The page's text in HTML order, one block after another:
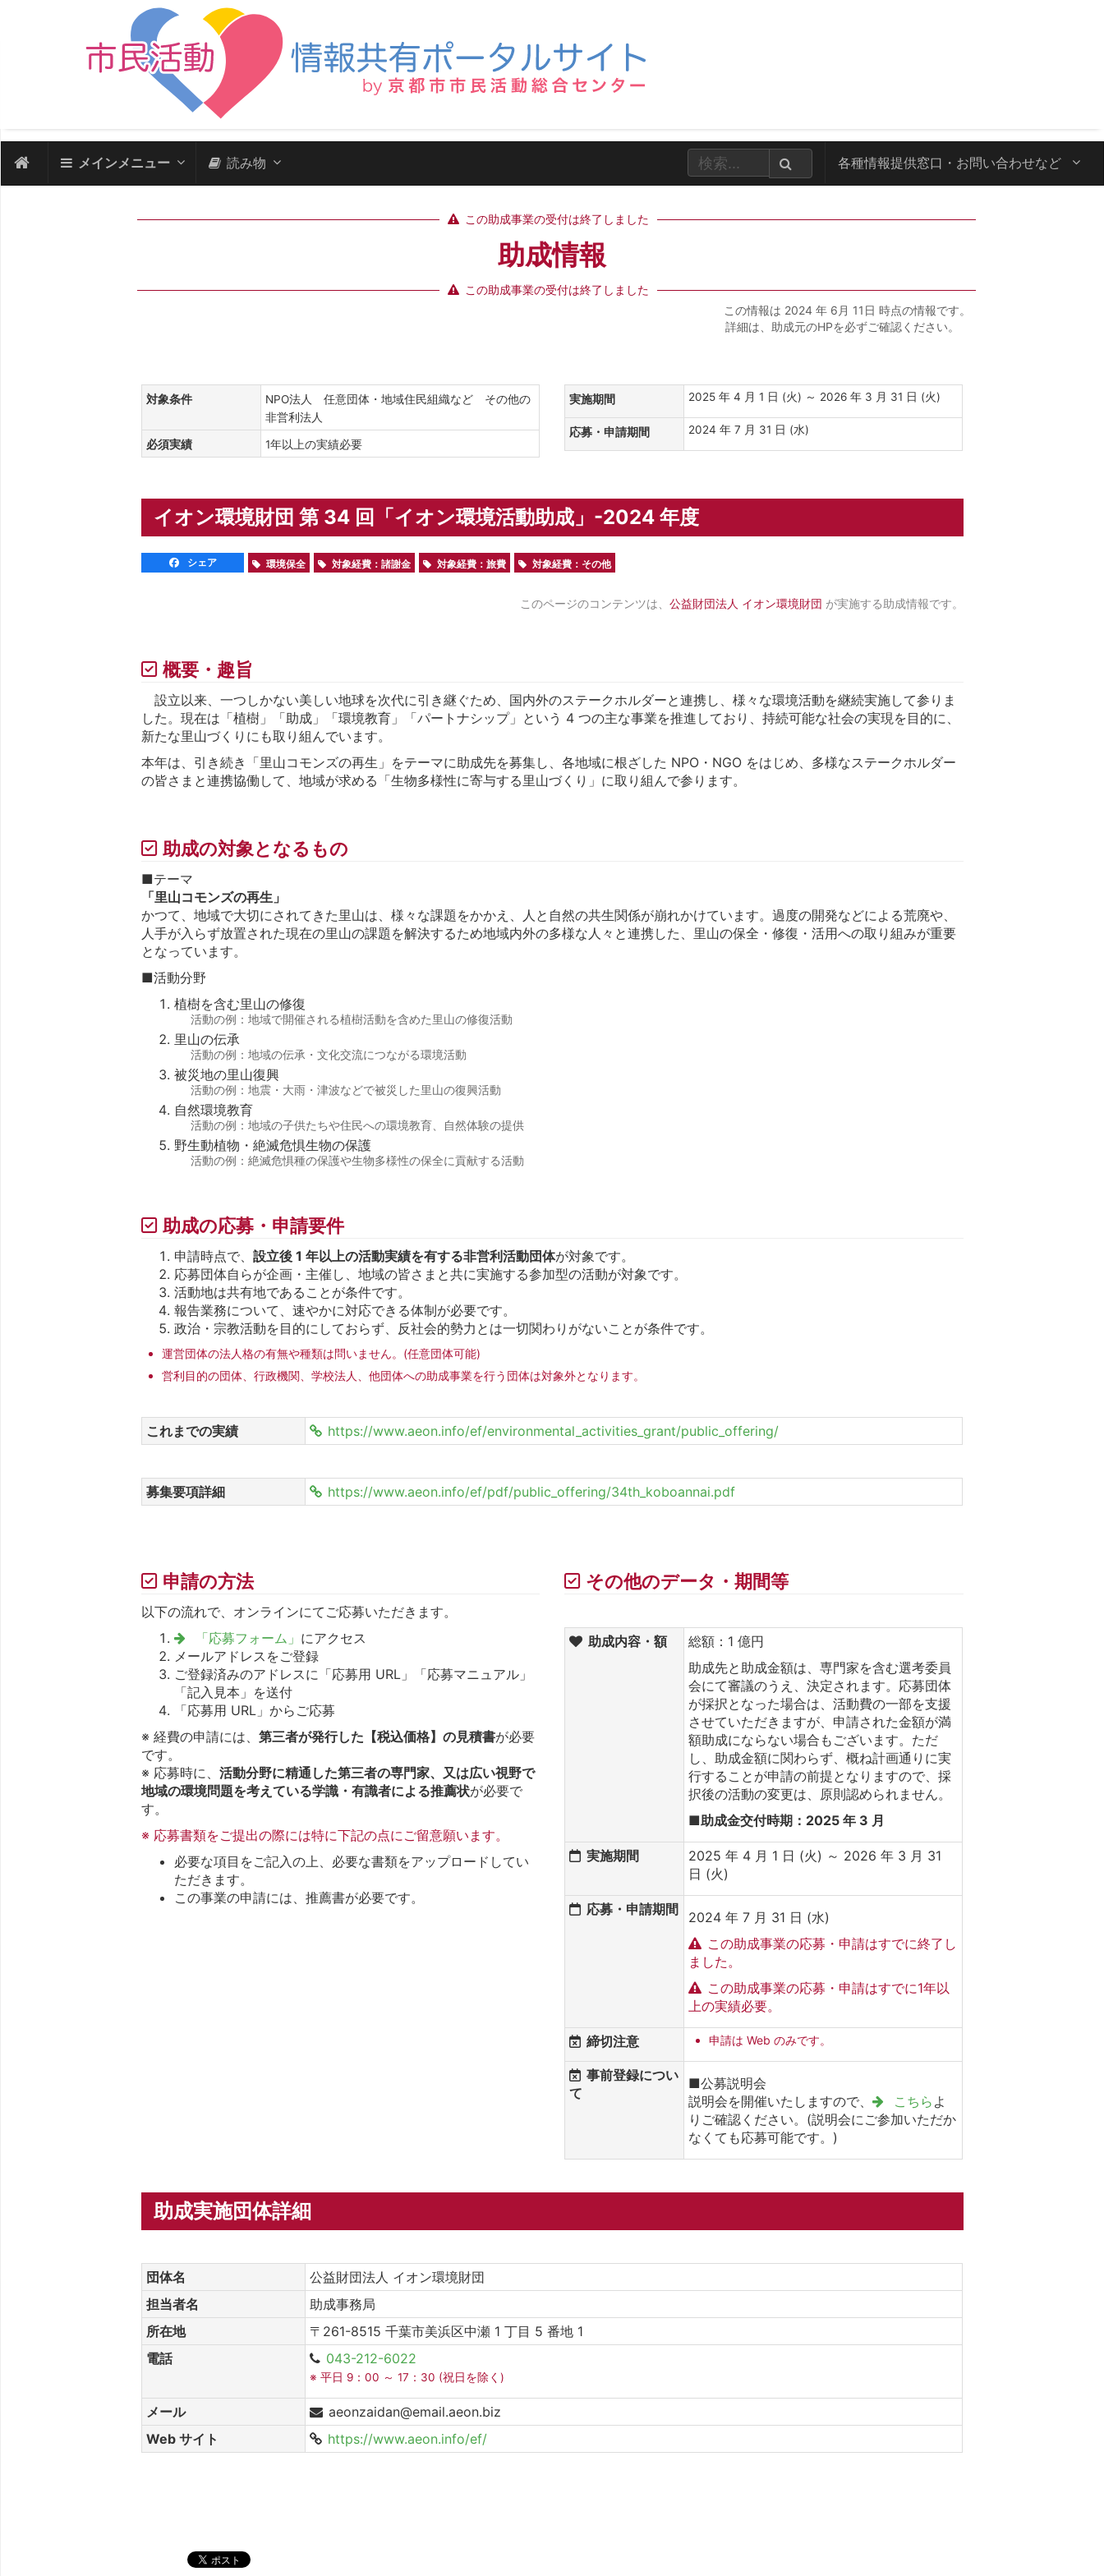
メインメニュー 読み物 各種情報提供窓口・ お問い合わせなど
この助成事業の受付は終了しました
助成情報
この助成事業の受付は終了しました
この情報は 2024 年 6月 11日 時点の情報です。
詳細は、助成元のHPを必ずご確認ください。
対象条件
NPO法人 任意団体・地域住民組織など その他の
非営利法人
必須実績 1年以上の実績必要
実施期間 2025 年 4 月 1 日 (火) ～ 2026 年 3 月 31 日 (火)
応募・申請期間 2024 年 7 月 31 日 (水)
イオン環境財団 第 34 回「イオン環境活動助成」-2024 年度
シェア 環境保全 対象経費：諸謝金 対象経費：旅費 対象経費：その他
このページのコンテンツは、 公益財団法人 イオン環境財団 が実施する助成情報です。
概要・趣旨
設立以来、一つしかない美しい地球を次代に引き継ぐため、国内外のステークホルダーと連携し、様々な環境活動を継続実施して参りま
した。現在は「植樹」「助成」「環境教育」「パートナシップ」という 4 つの主な事業を推進しており、持続可能な社会の実現を目的に、
新たな里山づくりにも取り組んでいます。
本年は、引き続き「里山コモンズの再生」をテーマに助成先を募集し、各地域に根ざした NPO・NGO をはじめ、多様なステークホルダー
の皆さまと連携協働して、地域が求める「生物多様性に寄与する里山づくり」に取り組んで参ります。
助成の対象となるもの
■テーマ
「里山コモンズの再生」
かつて、地域で大切にされてきた里山は、様々な課題をかかえ、人と自然の共生関係が崩れかけています。過度の開発などによる荒廃や、
人手が入らず放置された現在の里山の課題を解決するため地域内外の多様な人々と連携した、里山の保全・修復・活用への取り組みが重要
となっています。
■活動分野
植樹を含む里山の修復
活動の例：地域で開催される植樹活動を含めた里山の修復活動
里山の伝承
活動の例：地域の伝承・文化交流につながる環境活動
被災地の里山復興
活動の例：地震・大雨・津波などで被災した里山の復興活動
自然環境教育
活動の例：地域の子供たちや住民への環境教育、自然体験の提供
野生動植物・絶滅危惧生物の保護
活動の例：絶滅危惧種の保護や生物多様性の保全に貢献する活動
助成の応募・申請要件
申請時点で、設立後 1 年以上の活動実績を有する非営利活動団体が対象です。
応募団体自らが企画・主催し、地域の皆さまと共に実施する参加型の活動が対象です。
活動地は共有地であることが条件です。
報告業務について、速やかに対応できる体制が必要です。
政治・宗教活動を目的にしておらず、反社会的勢力とは一切関わりがないことが条件です。
運営団体の法人格の有無や種類は問いません。(任意団体可能)
営利目的の団体、行政機関、学校法人、他団体への助成事業を行う団体は対象外となります。
これまでの実績 https://www.aeon.info/ef/environmental_activities_grant/public_offering/
募集要項詳細 https://www.aeon.info/ef/pdf/public_offering/34th_koboannai.pdf
申請の方法
以下の流れで、オンラインにてご応募いただきます。
「応募フォーム」 にアクセス
メールアドレスをご登録
ご登録済みのアドレスに「応募用 URL」「応募マニュアル」
「記入見本」を送付
「応募用 URL」からご応募
※ 経費の申請には、第三者が発行した【税込価格】の見積書が必要
です。
※ 応募時に、活動分野に精通した第三者の専門家、又は広い視野で
地域の環境問題を考えている学識・有識者による推薦状が必要で
す。
※ 応募書類をご提出の際には特に下記の点にご留意願います。
必要な項目をご記入の上、必要な書類をアップロードしてい
ただきます。
この事業の申請には、推薦書が必要です。
その他のデータ・期間等
助成内容・額
総額：1 億円
助成先と助成金額は、専門家を含む選考委員
会にて審議のうえ、決定されます。応募団体
が採択となった場合は、活動費の一部を支援
させていただきますが、申請された金額が満
額助成にならない場合もございます。ただ
し、助成金額に関わらず、概ね計画通りに実
行することが申請の前提となりますので、採
択後の活動の変更は、原則認められません。
■助成金交付時期：2025 年 3 月
実施期間
2025 年 4 月 1 日 (火) ～ 2026 年 3 月 31
日 (火)
応募・申請期間
2024 年 7 月 31 日 (水)
この助成事業の応募・申請はすでに終了し
ました。
この助成事業の応募・申請はすでに1年以
上の実績必要。
締切注意 申請は Web のみです。
事前登録につい
て
■公募説明会
説明会を開催いたしますので、
こちら よ
りご確認ください。(説明会にご参加いただか
なくても応募可能です。)
助成実施団体詳細
団体名
公益財団法人 イオン環境財団
担当者名
助成事務局
所在地
〒261-8515 千葉市美浜区中瀬 1 丁目 5 番地 1
電話
043-212-6022
※ 平日 9：00 ～ 17：30 (祝日を除く)
メール
aeonzaidan@email.aeon.biz
Web サイト
https://www.aeon.info/ef/